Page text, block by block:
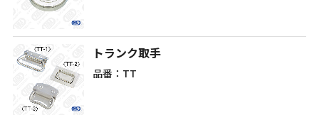
トランク取手
品番：TT